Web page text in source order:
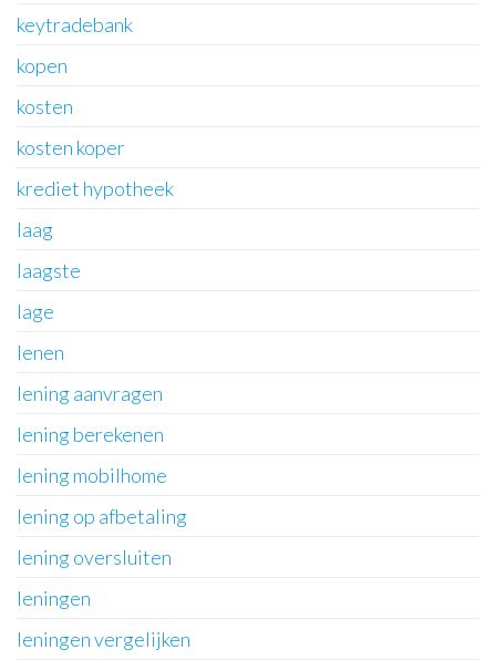
keytradebank
kopen
kosten
kosten koper
krediet hypotheek
laag
laagste
lage
lenen
lening aanvragen
lening berekenen
lening mobilhome
lening op afbetaling
lening oversluiten
leningen
leningen vergelijken